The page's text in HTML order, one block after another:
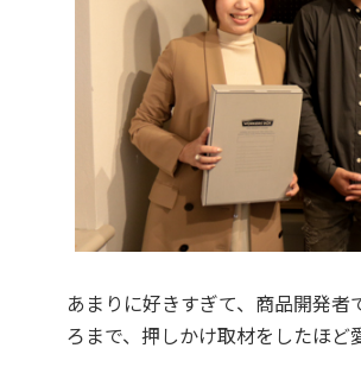
あまりに好きすぎて、商品開発者
ろまで、押しかけ取材をしたほど